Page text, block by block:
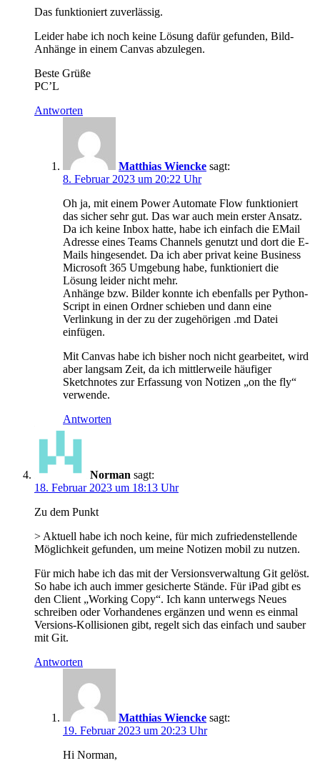
Das funktioniert zuverlässig.
Leider habe ich noch keine Lösung dafür gefunden, Bild-
Anhänge in einem Canvas abzulegen.
Beste Grüße
PC’L
Antworten
Matthias Wiencke sagt:
8. Februar 2023 um 20:22 Uhr
Oh ja, mit einem Power Automate Flow funktioniert
das sicher sehr gut. Das war auch mein erster Ansatz.
Da ich keine Inbox hatte, habe ich einfach die EMail
Adresse eines Teams Channels genutzt und dort die E-
Mails hingesendet. Da ich aber privat keine Business
Microsoft 365 Umgebung habe, funktioniert die
Lösung leider nicht mehr.
Anhänge bzw. Bilder konnte ich ebenfalls per Python-
Script in einen Ordner schieben und dann eine
Verlinkung in der zu der zugehörigen .md Datei
einfügen.
Mit Canvas habe ich bisher noch nicht gearbeitet, wird
aber langsam Zeit, da ich mittlerweile häufiger
Sketchnotes zur Erfassung von Notizen „on the fly“
verwende.
Antworten
Norman sagt:
18. Februar 2023 um 18:13 Uhr
Zu dem Punkt
> Aktuell habe ich noch keine, für mich zufriedenstellende
Möglichkeit gefunden, um meine Notizen mobil zu nutzen.
Für mich habe ich das mit der Versionsverwaltung Git gelöst.
So habe ich auch immer gesicherte Stände. Für iPad gibt es
den Client „Working Copy“. Ich kann unterwegs Neues
schreiben oder Vorhandenes ergänzen und wenn es einmal
Versions-Kollisionen gibt, regelt sich das einfach und sauber
mit Git.
Antworten
Matthias Wiencke sagt:
19. Februar 2023 um 20:23 Uhr
Hi Norman,